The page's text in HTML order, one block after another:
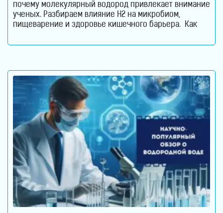
почему молекулярный водород привлекает внимание
ученых. Разбираем влияние H2 на микробиом,
пищеварение и здоровье кишечного барьера. Как
Кишечник давно перестал считаться органом,
важнейших систем организма. Именно здесь